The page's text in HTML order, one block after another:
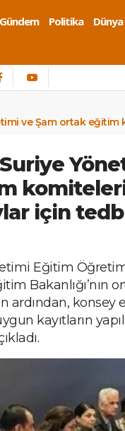
Gündem Politika
ve Şam ortak eğitim
için
Eğitim
Bakanlığı’nın
ardından, konsey
kayıtların